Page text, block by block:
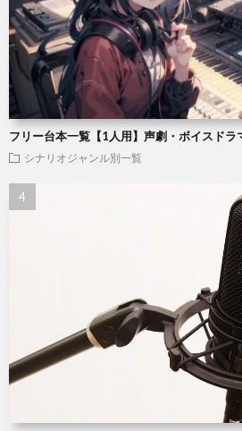
フリー台本一覧【1人用】声劇・ボイスドラ
シナリオジャンル別一覧